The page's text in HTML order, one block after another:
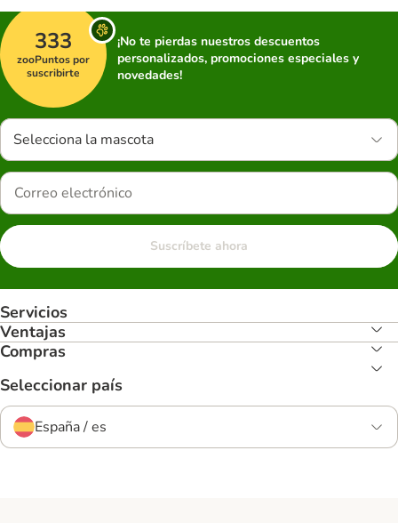
333
zooPuntos por
suscribirte
¡No te pierdas nuestros descuentos
personalizados, promociones especiales y
novedades!
Selecciona la mascota
Suscríbete ahora
Servicios
Ventajas
Compras
Seleccionar país
España / es